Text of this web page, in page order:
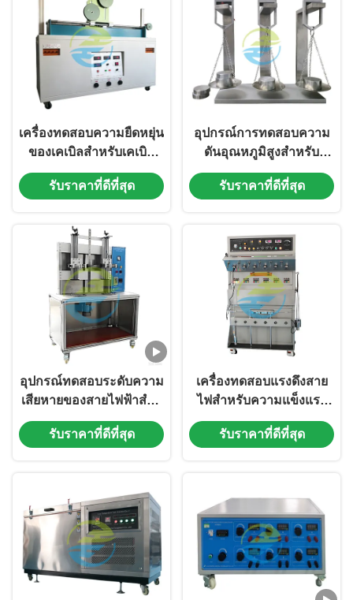
เครื่องทดสอบความยืดหยุ่น
ของเคเบิลสําหรับเคเบิล
ยางและเคเบิลปวีวีซี ที่แยก
กันภายใต้ภาระไฟฟ้า
รับราคาที่ดีที่สุด
อุปกรณ์การทดสอบความ
ดันอุณหภูมิสูงสําหรับ
อุปกรณ์การทดสอบ
อุปกรณ์แยกเคเบิลและ
รับราคาที่ดีที่สุด
อุปกรณ์ทดสอบระดับความ
เสียหายของสายไฟฟ้าสําห
รับการประเมินความ
สมบูรณ์แบบของสายนํา
รับราคาที่ดีที่สุด
เครื่องทดสอบแรงดึงสาย
ไฟสำหรับความแข็งแรง
แรงดัด และการปฏิบัติตาม
ข้อกำหนดด้านความ
รับราคาที่ดีที่สุด